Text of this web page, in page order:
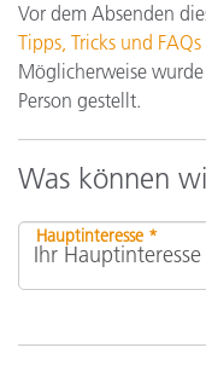
Vor dem Absenden
Tipps, Tricks und FAQs
Möglicherweise
Person gestellt.
Was können
Hauptinteresse *